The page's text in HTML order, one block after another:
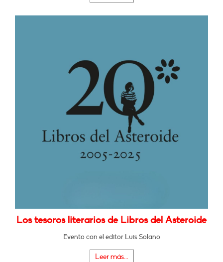
Los tesoros literarios de Libros del Asteroide
Evento con el editor Luis Solano
Leer más...